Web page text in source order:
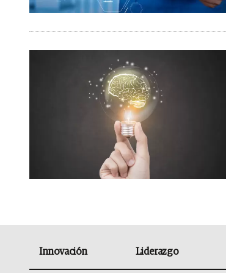
Innovación Liderazgo